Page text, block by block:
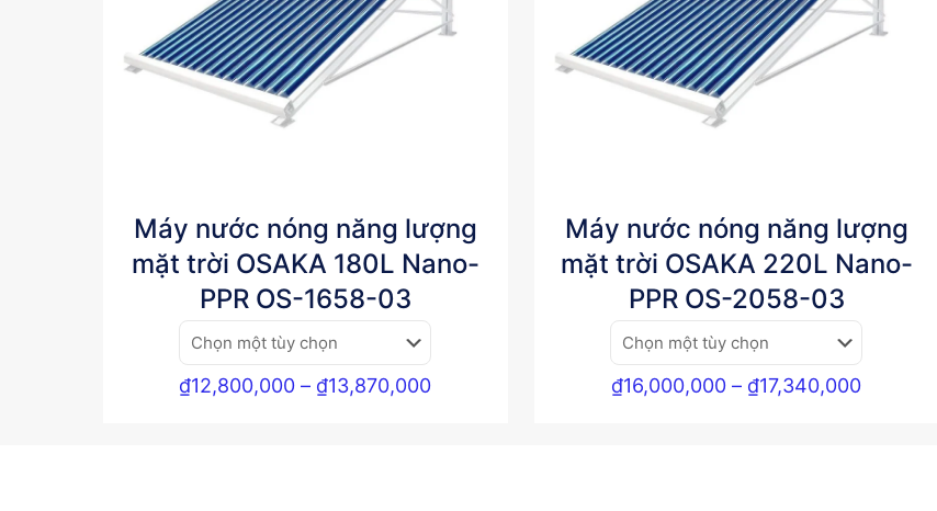
Máy nước nóng năng lượng
mặt trời OSAKA 180L Nano-
PPR OS-1658-03
₫12,800,000 – ₫13,870,000Khoảng
Máy nước nóng năng lượng
mặt trời OSAKA 220L Nano-
PPR OS-2058-03
₫16,000,000 – ₫17,340,000Khoảng